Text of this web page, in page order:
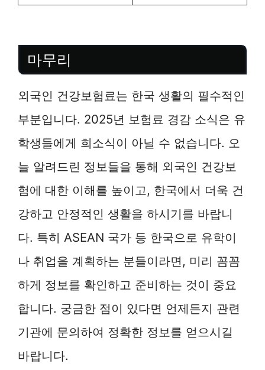
마무리
외국인 건강보험료는 한국 생활의 필수적인
부분입니다. 2025년 보험료 경감 소식은 유
학생들에게 희소식이 아닐 수 없습니다. 오
늘 알려드린 정보들을 통해 외국인 건강보
험에 대한 이해를 높이고, 한국에서 더욱 건
강하고 안정적인 생활을 하시기를 바랍니
다. 특히 ASEAN 국가 등 한국으로 유학이
나 취업을 계획하는 분들이라면, 미리 꼼꼼
하게 정보를 확인하고 준비하는 것이 중요
합니다. 궁금한 점이 있다면 언제든지 관련
기관에 문의하여 정확한 정보를 얻으시길
바랍니다.